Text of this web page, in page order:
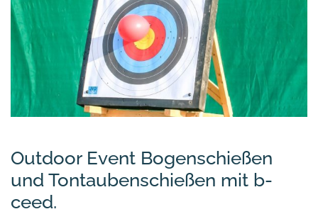
Outdoor Event Bogenschießen
und Tontaubenschießen mit b-
ceed.